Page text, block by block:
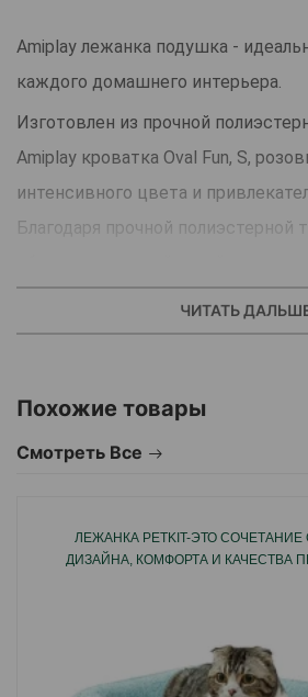
Amiplay лежанка подушка -
каждого домашнего интерьера.
Изготовлен из прочной
Amiplay кроватка Oval Fun, S,
интенсивного цвета и
Благодаря прочной полиэстерной
Яркая кроватка для вашего
Размер: S
Цвет: розовый.
Страна производитель: Польша.
ЧИТАТЬ
Похожие товары
Смотреть Все
ЛЕЖАНКА PETKIT-ЭТО
ДИЗАЙНА, КОМФОРТА И КАЧЕСТВА